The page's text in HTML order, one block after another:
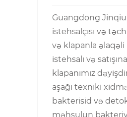
Guangdong Jinqiu
istehsalçısı və
və klapanla
istehsalı və
klapanımız
aşağı texniki
bakterisid və
məhsulun